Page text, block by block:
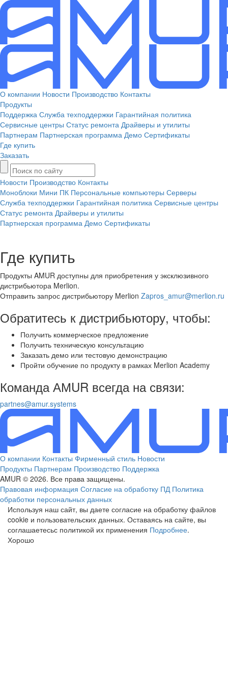
О компании Новости Производство Контакты
Продукты
Поддержка Служба техподдержки Гарантийная политика
Сервисные центры Статус ремонта Драйверы и утилиты
Партнерам Партнерская программа Демо Сертификаты
Где купить
Заказать
Новости Производство Контакты
Моноблоки Мини ПК Персональные компьютеры Серверы
Служба техподдержки Гарантийная политика Сервисные центры
Статус ремонта Драйверы и утилиты
Партнерская программа Демо Сертификаты
Где купить
Продукты AMUR доступны для приобретения у эксклюзивного
дистрибьютора Merlion.
Отправить запрос дистрибьютору Merlion Zapros_amur@merlion.ru
Обратитесь к дистрибьютору, чтобы:
Получить коммерческое предложение
Получить техническую консультацию
Заказать демо или тестовую демонстрацию
Пройти обучение по продукту в рамках Merlion Academy
Команда АМUR всегда на связи:
partnes@amur.systems
О компании Контакты Фирменный стиль Новости
Продукты Партнерам Производство Поддержка
AMUR © 2026. Все права защищены.
Правовая информация Согласие на обработку ПД Политика
обработки персональных данных
Используя наш сайт, вы даете согласие на обработку файлов
cookie и пользовательских данных. Оставаясь на сайте, вы
соглашаетесьс политикой их применения Подробнее.
Хорошо